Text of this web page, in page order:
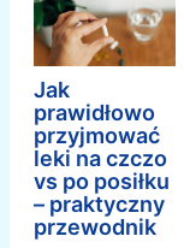
Jak
prawidłowo
przyjmować
leki na czczo
vs po posiłku
– praktyczny
przewodnik